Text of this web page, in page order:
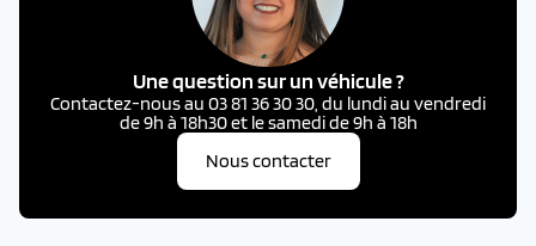
Une question sur un véhicule ?
Contactez-nous au 03 81 36 30 30, du lundi au vendredi
de 9h à 18h30 et le samedi de 9h à 18h
Nous contacter